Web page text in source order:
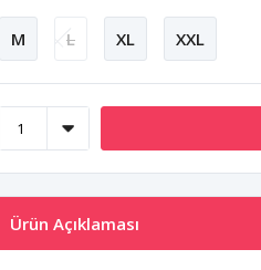
M L XL XXL
Ürün Açıklaması